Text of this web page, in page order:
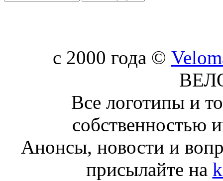
c 2000 года ©
Все логотипы и
собственностью
Анонсы, новости и
присылайте на